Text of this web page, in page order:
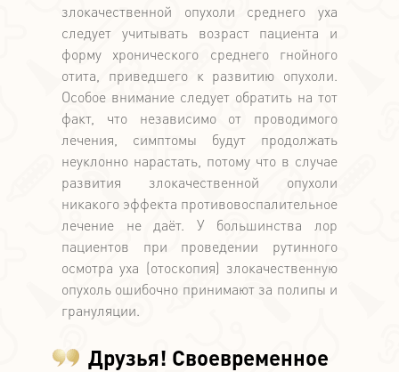
злокачественной опухоли среднего уха
следует учитывать возраст пациента и
форму хронического среднего гнойного
отита, приведшего к развитию опухоли.
Особое внимание следует обратить на тот
факт, что независимо от проводимого
лечения, симптомы будут продолжать
неуклонно нарастать, потому что в случае
развития злокачественной опухоли
никакого эффекта противовоспалительное
лечение не даёт. У большинства лор
пациентов при проведении рутинного
осмотра уха (отоскопия) злокачественную
опухоль ошибочно принимают за полипы и
грануляции.
Друзья! Своевременное